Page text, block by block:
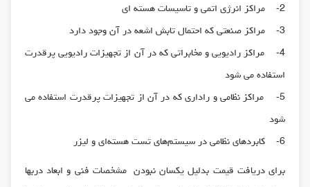
2- مراکز انرژی اتمی و تاسیسات هسته ای
3- مراکز صنعتی که احتمال تابش اشعه در آن وجود دارد
4- مراکز رادیویی و مخابراتی که در آن از تجهیزات رادیویی پرقدرت
استفاده می شود
5- مراکز نظامی و راداری که در آن از تجهیزات پرقدرت استفاده می
شود
6- کابردهای نظامی در سیستم‌های تست هسته‌ای و لیزر
برای دریافت قیمت بدلیل یکسان نبودن مشخصات فنی و ابعاد دربها